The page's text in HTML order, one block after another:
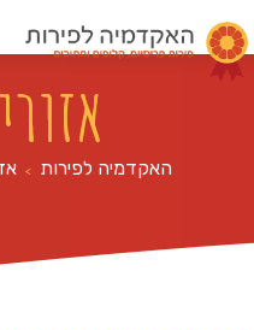
האקדמיה לפירות >